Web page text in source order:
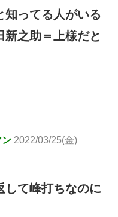
知ってる人がいる
新之助＝上様だと
ン 2022/03/25(金)
して峰打ちなのに